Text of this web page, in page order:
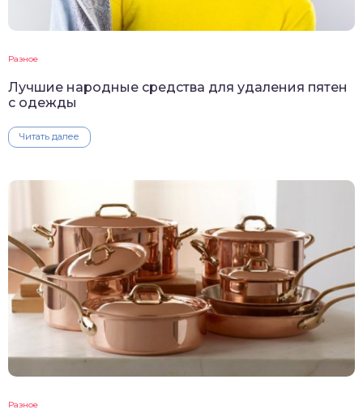
Разное
Лучшие народные средства для удаления пятен
с одежды
Читать далее
Разное